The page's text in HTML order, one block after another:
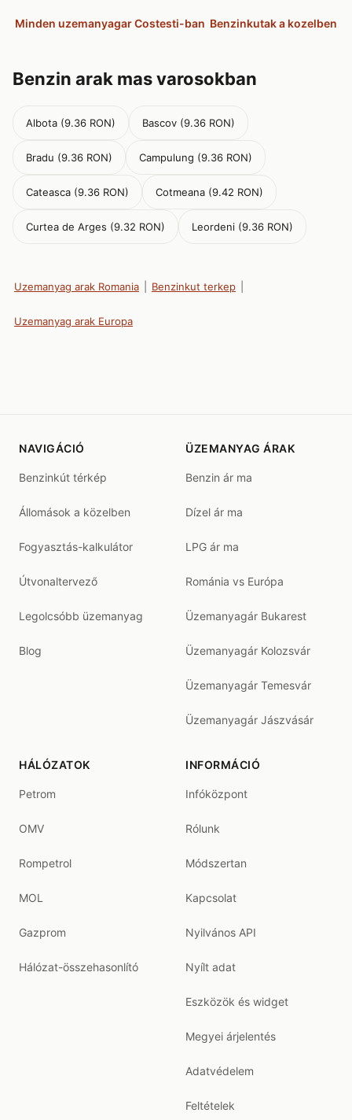
Minden uzemanyagar Costesti-ban Benzinkutak a kozelben
Benzin arak mas varosokban
Albota (9.36 RON) Bascov (9.36 RON)
Bradu (9.36 RON) Campulung (9.36 RON)
Cateasca (9.36 RON) Cotmeana (9.42 RON)
Curtea de Arges (9.32 RON) Leordeni (9.36 RON)
Uzemanyag arak Romania Benzinkut terkep
Uzemanyag arak Europa
NAVIGÁCIÓ
Benzinkút térkép
Állomások a közelben
Fogyasztás-kalkulátor
Útvonaltervező
Legolcsóbb üzemanyag
Blog
ÜZEMANYAG ÁRAK
Benzin ár ma
Dízel ár ma
LPG ár ma
Románia vs Európa
Üzemanyagár Bukarest
Üzemanyagár Kolozsvár
Üzemanyagár Temesvár
Üzemanyagár Jászvásár
HÁLÓZATOK
Petrom
OMV
Rompetrol
MOL
Gazprom
Hálózat-összehasonlító
INFORMÁCIÓ
Infóközpont
Rólunk
Módszertan
Kapcsolat
Nyilvános API
Nyílt adat
Eszközök és widget
Megyei árjelentés
Adatvédelem
Feltételek